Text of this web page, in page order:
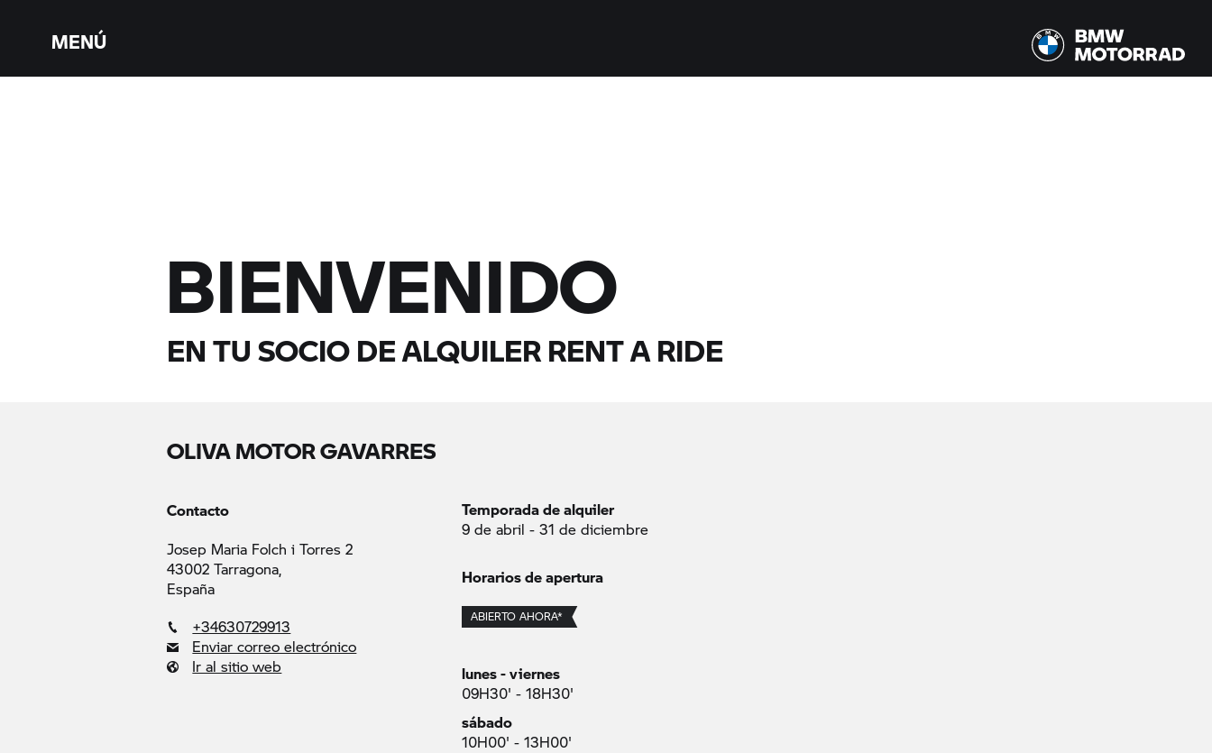
MENÚ
BIENVENIDO
EN TU SOCIO DE ALQUILERRENT A RIDE
OLIVA MOTOR GAVARRES
Contacto
Josep Maria Folch i Torres 2
43002 Tarragona,
España
+34630729913
Enviar correo electrónico
Ir al sitio web
Temporada de alquiler
9 de abril - 31 de diciembre
Horarios de apertura
ABIERTO AHORA*
lunes - viernes
09H30' - 18H30'
sábado
10H00' - 13H00'